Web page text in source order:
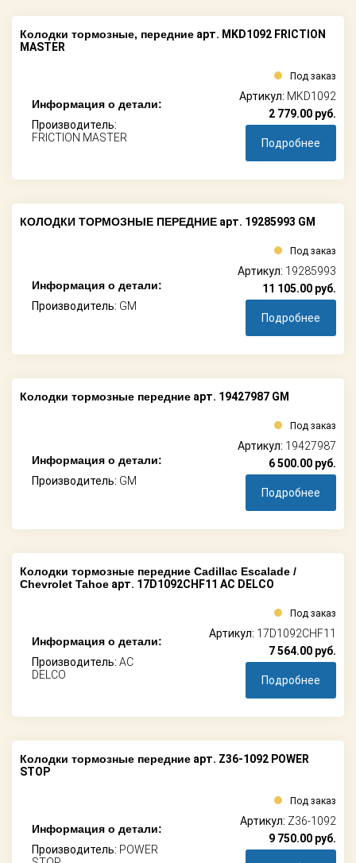
Колодки тормозные, передние арт. MKD1092 FRICTION
MASTER
Информация о детали:
Производитель:
FRICTION MASTER
Под заказ
Артикул: MKD1092
2 779.00 руб.
Подробнее
КОЛОДКИ ТОРМОЗНЫЕ ПЕРЕДНИЕ арт. 19285993 GM
Информация о детали:
Производитель: GM
Под заказ
Артикул: 19285993
11 105.00 руб.
Подробнее
Колодки тормозные передние арт. 19427987 GM
Информация о детали:
Производитель: GM
Под заказ
Артикул: 19427987
6 500.00 руб.
Подробнее
Колодки тормозные передние Cadillac Escalade /
Chevrolet Tahoe арт. 17D1092CHF11 AC DELCO
Информация о детали:
Производитель: AC
DELCO
Под заказ
Артикул: 17D1092CHF11
7 564.00 руб.
Подробнее
Колодки тормозные передние арт. Z36-1092 POWER
STOP
Информация о детали:
Производитель: POWER
Под заказ
Артикул: Z36-1092
9 750.00 руб.